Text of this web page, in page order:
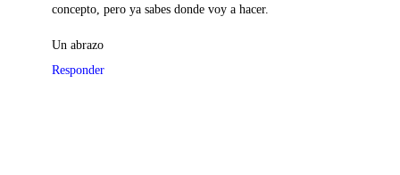
concepto, pero ya sabes donde voy a hacer.
Un abrazo
Responder